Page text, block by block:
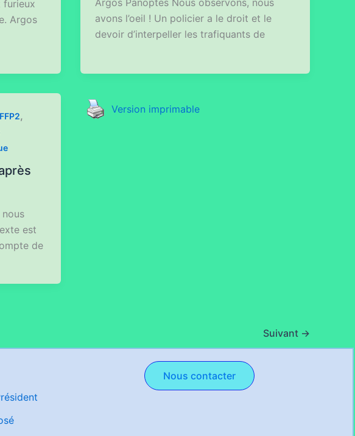
furieux
Argos
Argos Panoptes Nous observons, nous
avons l’oeil ! Un policier a le droit et le
devoir d’interpeller les trafiquants de
,
est
de
Version imprimable
Suivant →
Nous contacter